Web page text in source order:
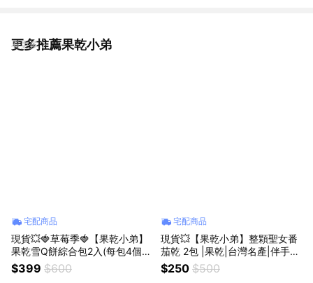
更多推薦果乾小弟
看更多
宅配商品
現貨💥🍓草莓季🍓【果乾小弟】
果乾雪Q餅綜合包2入(每包4個口
味) 雪花餅|果乾|天然無添加|伴
手禮|年節禮物|台灣水果|果乾水|
$399 $600
宅配商品
現貨💥【果乾小弟】整顆聖女番
茄乾 2包 |果乾|台灣名產|伴手
禮|年節禮物|長輩|台灣水果|果乾
水|聖誕禮物|雙11
$250 $500